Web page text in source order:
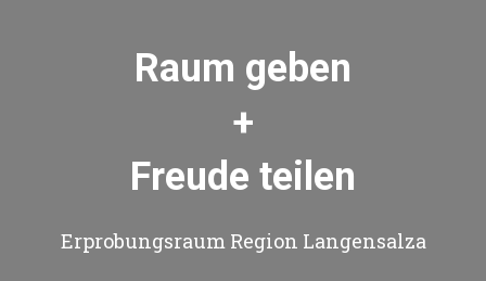
Raum geben
+
Freude teilen
Erprobungsraum Region Langensalza